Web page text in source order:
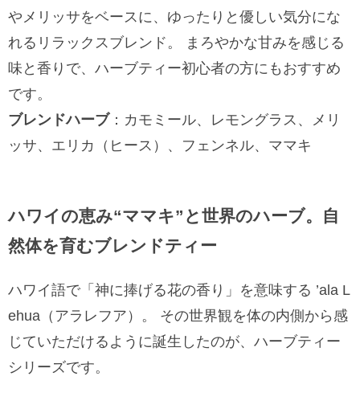
やメリッサをベースに、ゆったりと優しい気分にな
れるリラックスブレンド。 まろやかな甘みを感じる
味と香りで、ハーブティー初心者の方にもおすすめ
です。
ブレンドハーブ：カモミール、レモングラス、メリ
ッサ、エリカ（ヒース）、フェンネル、ママキ
ハワイの恵み“ママキ”と世界のハーブ。自
然体を育むブレンドティー
ハワイ語で「神に捧げる花の香り」を意味する ’ala L
ehua（アラレフア）。 その世界観を体の内側から感
じていただけるように誕生したのが、ハーブティー
シリーズです。